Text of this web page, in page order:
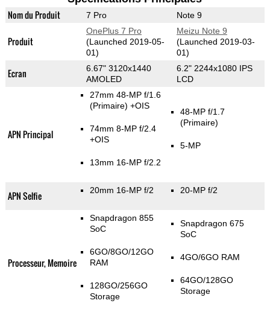
Nom du Produit 7 Pro Note 9
Produit
OnePlus 7 Pro
(Launched 2019-05-
01)
Meizu Note 9
(Launched 2019-03-
01)
Ecran
6.67" 3120x1440
AMOLED
6.2" 2244x1080 IPS
LCD
APN Principal
27mm 48-MP f/1.6
(Primaire) +OIS
74mm 8-MP f/2.4
+OIS
13mm 16-MP f/2.2
48-MP f/1.7
(Primaire)
5-MP
APN Selfie 20mm 16-MP f/2 20-MP f/2
Processeur, Memoire
Snapdragon 855
SoC
6GO/8GO/12GO
RAM
128GO/256GO
Storage
Snapdragon 675
SoC
4GO/6GO RAM
64GO/128GO
Storage